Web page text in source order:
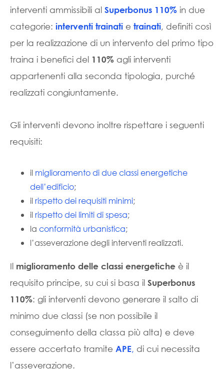
interventi ammissibili al Superbonus 110% in due
categorie: interventi trainati e trainati, definiti così
per la realizzazione di un intervento del primo tipo
traina i benefici del 110% agli interventi
appartenenti alla seconda tipologia, purché
realizzati congiuntamente.
Gli interventi devono inoltre rispettare i seguenti
requisiti:
il miglioramento di due classi energetiche
dell’edificio;
ilrispetto dei requisiti minimi;
ilrispetto dei limiti di spesa;
la conformità urbanistica;
l’asseverazione degli interventi realizzati.
Il miglioramento delle classi energetiche è il
requisito principe, su cui si basa il Superbonus
110%: gli interventi devono generare il salto di
minimo due classi (se non possibile il
conseguimento della classa più alta) e deve
essere accertato tramite APE, di cui necessita
l’asseverazione.